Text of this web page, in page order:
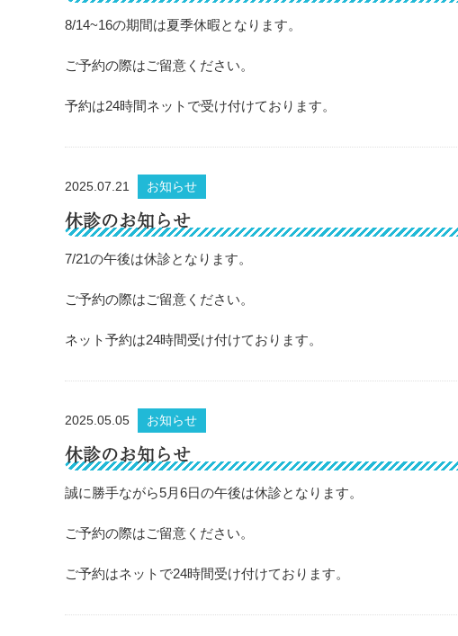
8/14~16の期間は夏季休暇となります。
ご予約の際はご留意ください。
予約は24時間ネットで受け付けております。
2025.07.21 お知らせ
休診のお知らせ
7/21の午後は休診となります。
ご予約の際はご留意ください。
ネット予約は24時間受け付けております。
2025.05.05 お知らせ
休診のお知らせ
誠に勝手ながら5月6日の午後は休診となります。
ご予約の際はご留意ください。
ご予約はネットで24時間受け付けております。